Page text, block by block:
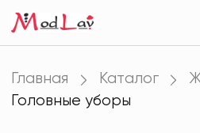
Главная Каталог
Головные уборы